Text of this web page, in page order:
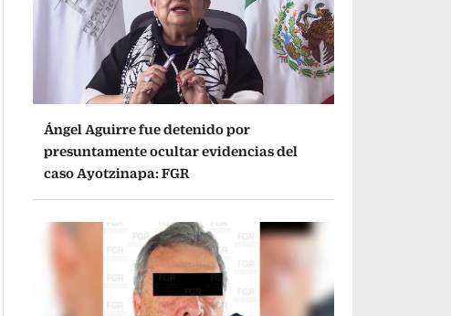
Ángel Aguirre fue detenido por
presuntamente ocultar evidencias del
caso Ayotzinapa: FGR